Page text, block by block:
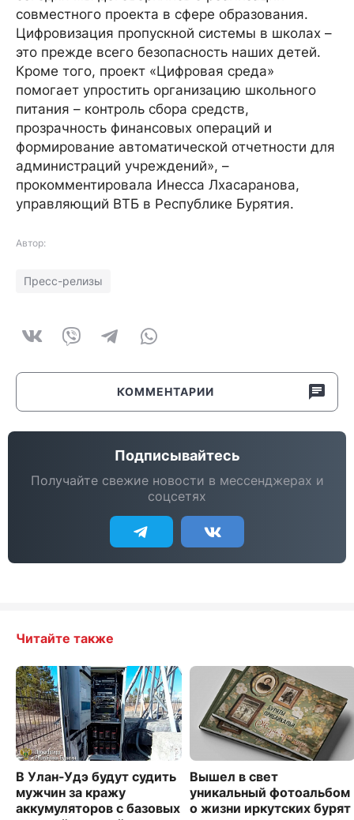
совместного проекта в сфере образования.
Цифровизация пропускной системы в школах –
это прежде всего безопасность наших детей.
Кроме того, проект «Цифровая среда»
помогает упростить организацию школьного
питания – контроль сбора средств,
прозрачность финансовых операций и
формирование автоматической отчетности для
администраций учреждений», –
прокомментировала Инесса Лхасаранова,
управляющий ВТБ в Республике Бурятия.
Автор:
Пресс-релизы
КОММЕНТАРИИ
Подписывайтесь
Получайте свежие новости в мессенджерах и
соцсетях
Читайте также
В Улан-Удэ будут судить
мужчин за кражу
аккумуляторов с базовых
Вышел в свет
уникальный фотоальбом
о жизни иркутских бурят